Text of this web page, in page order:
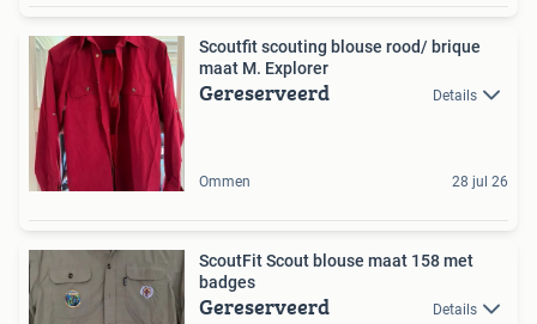
Scoutfit scouting blouse rood/ brique
maat M. Explorer
Gereserveerd Details
Ommen 28 jul 26
ScoutFit Scout blouse maat 158 met
badges
Gereserveerd Details